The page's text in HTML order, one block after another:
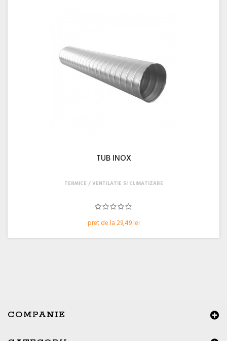
TUB INOX
pret de la 29,49 lei
TERMICE VENTILATIE SI CLIMATIZARE
COMPANIE